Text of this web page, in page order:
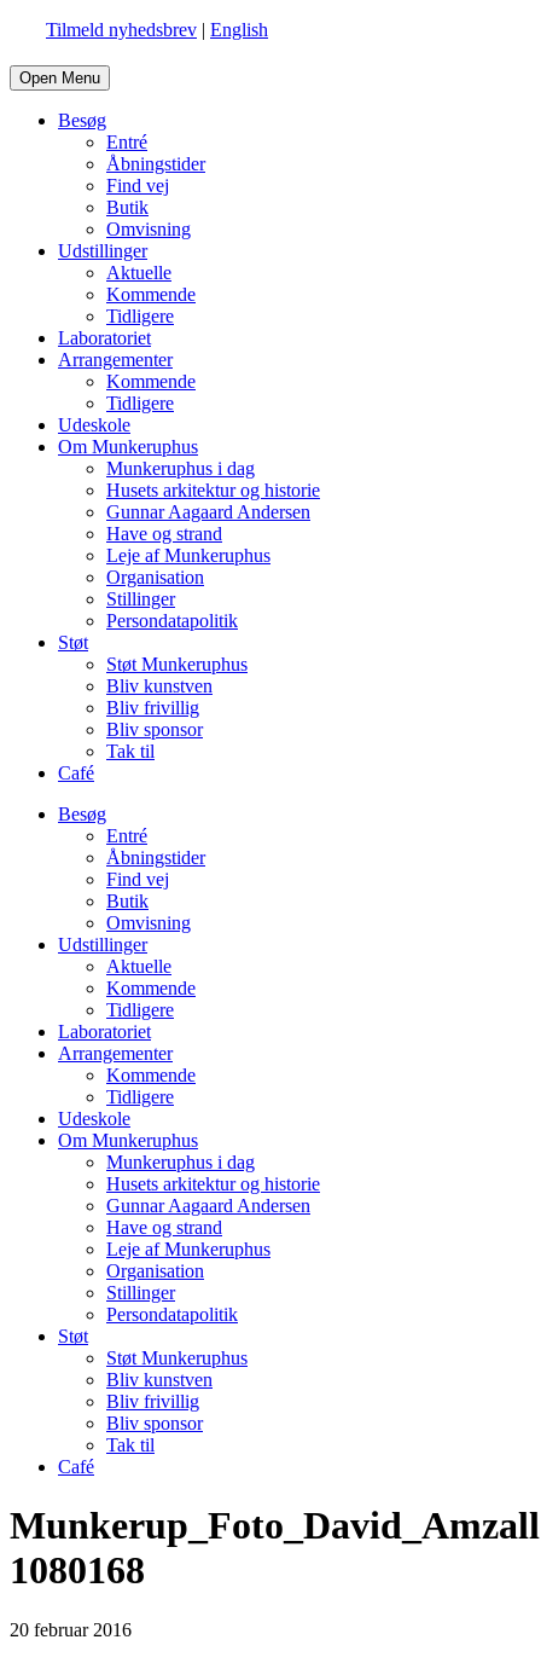
Tilmeld nyhedsbrev | English
Open Menu
Besøg
Entré
Åbningstider
Find vej
Butik
Omvisning
Udstillinger
Aktuelle
Kommende
Tidligere
Laboratoriet
Arrangementer
Kommende
Tidligere
Udeskole
Om Munkeruphus
Munkeruphus i dag
Husets arkitektur og historie
Gunnar Aagaard Andersen
Have og strand
Leje af Munkeruphus
Organisation
Stillinger
Persondatapolitik
Støt
Støt Munkeruphus
Bliv kunstven
Bliv frivillig
Bliv sponsor
Tak til
Café
Besøg
Entré
Åbningstider
Find vej
Butik
Omvisning
Udstillinger
Aktuelle
Kommende
Tidligere
Laboratoriet
Arrangementer
Kommende
Tidligere
Udeskole
Om Munkeruphus
Munkeruphus i dag
Husets arkitektur og historie
Gunnar Aagaard Andersen
Have og strand
Leje af Munkeruphus
Organisation
Stillinger
Persondatapolitik
Støt
Støt Munkeruphus
Bliv kunstven
Bliv frivillig
Bliv sponsor
Tak til
Café
1080168
20 februar 2016